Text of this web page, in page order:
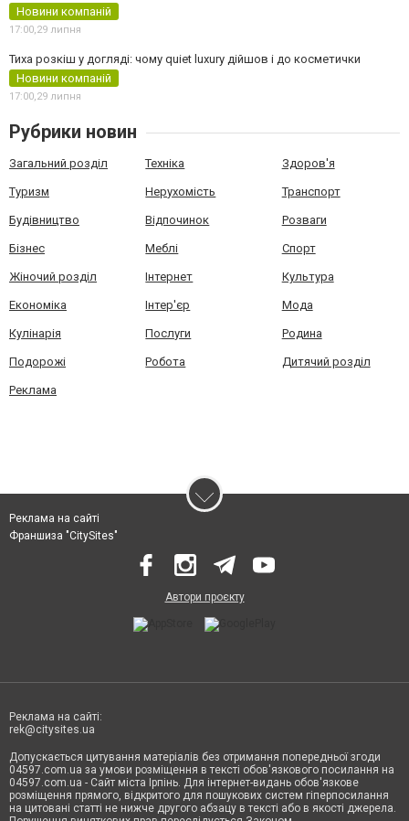
Новини компаній
17:00,29 липня
Тиха розкіш у догляді: чому quiet luxury дійшов і до косметички
Новини компаній
17:00,29 липня
Рубрики новин
Загальний розділ Техніка Здоров'я
Туризм Нерухомість Транспорт
Будівництво Відпочинок Розваги
Бізнес Меблі Спорт
Жіночий розділ Інтернет Культура
Економіка Інтер'єр Мода
Кулінарія Послуги Родина
Подорожі Робота Дитячий розділ
Реклама
Реклама на сайті
Франшиза "CitySites"
Автори проєкту
Реклама на сайті:
rek@citysites.ua
Допускається цитування матеріалів без отримання попередньої згоди
04597.com.ua за умови розміщення в тексті обов'язкового посилання на
04597.com.ua - Сайт міста Ірпінь. Для інтернет-видань обов'язкове
розміщення прямого, відкритого для пошукових систем гіперпосилання
на цитовані статті не нижче другого абзацу в тексті або в якості джерела.